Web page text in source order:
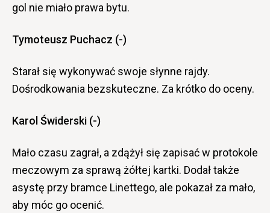
gol nie miało prawa bytu.
Tymoteusz Puchacz (-)
Starał się wykonywać swoje słynne rajdy.
Dośrodkowania bezskuteczne. Za krótko do oceny.
Karol Świderski (-)
Mało czasu zagrał, a zdążył się zapisać w protokole
meczowym za sprawą żółtej kartki. Dodał także
asystę przy bramce Linettego, ale pokazał za mało,
aby móc go ocenić.